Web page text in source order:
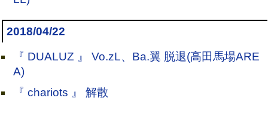
2018/04/22
『 DUALUZ 』 Vo.zL、Ba.翼 脱退(高田馬場ARE
A)
『 chariots 』 解散